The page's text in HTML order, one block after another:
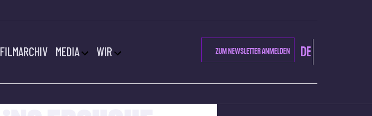
FILMARCHIV MEDIA WIR ZUM NEWSLETTER ANMELDEN DE